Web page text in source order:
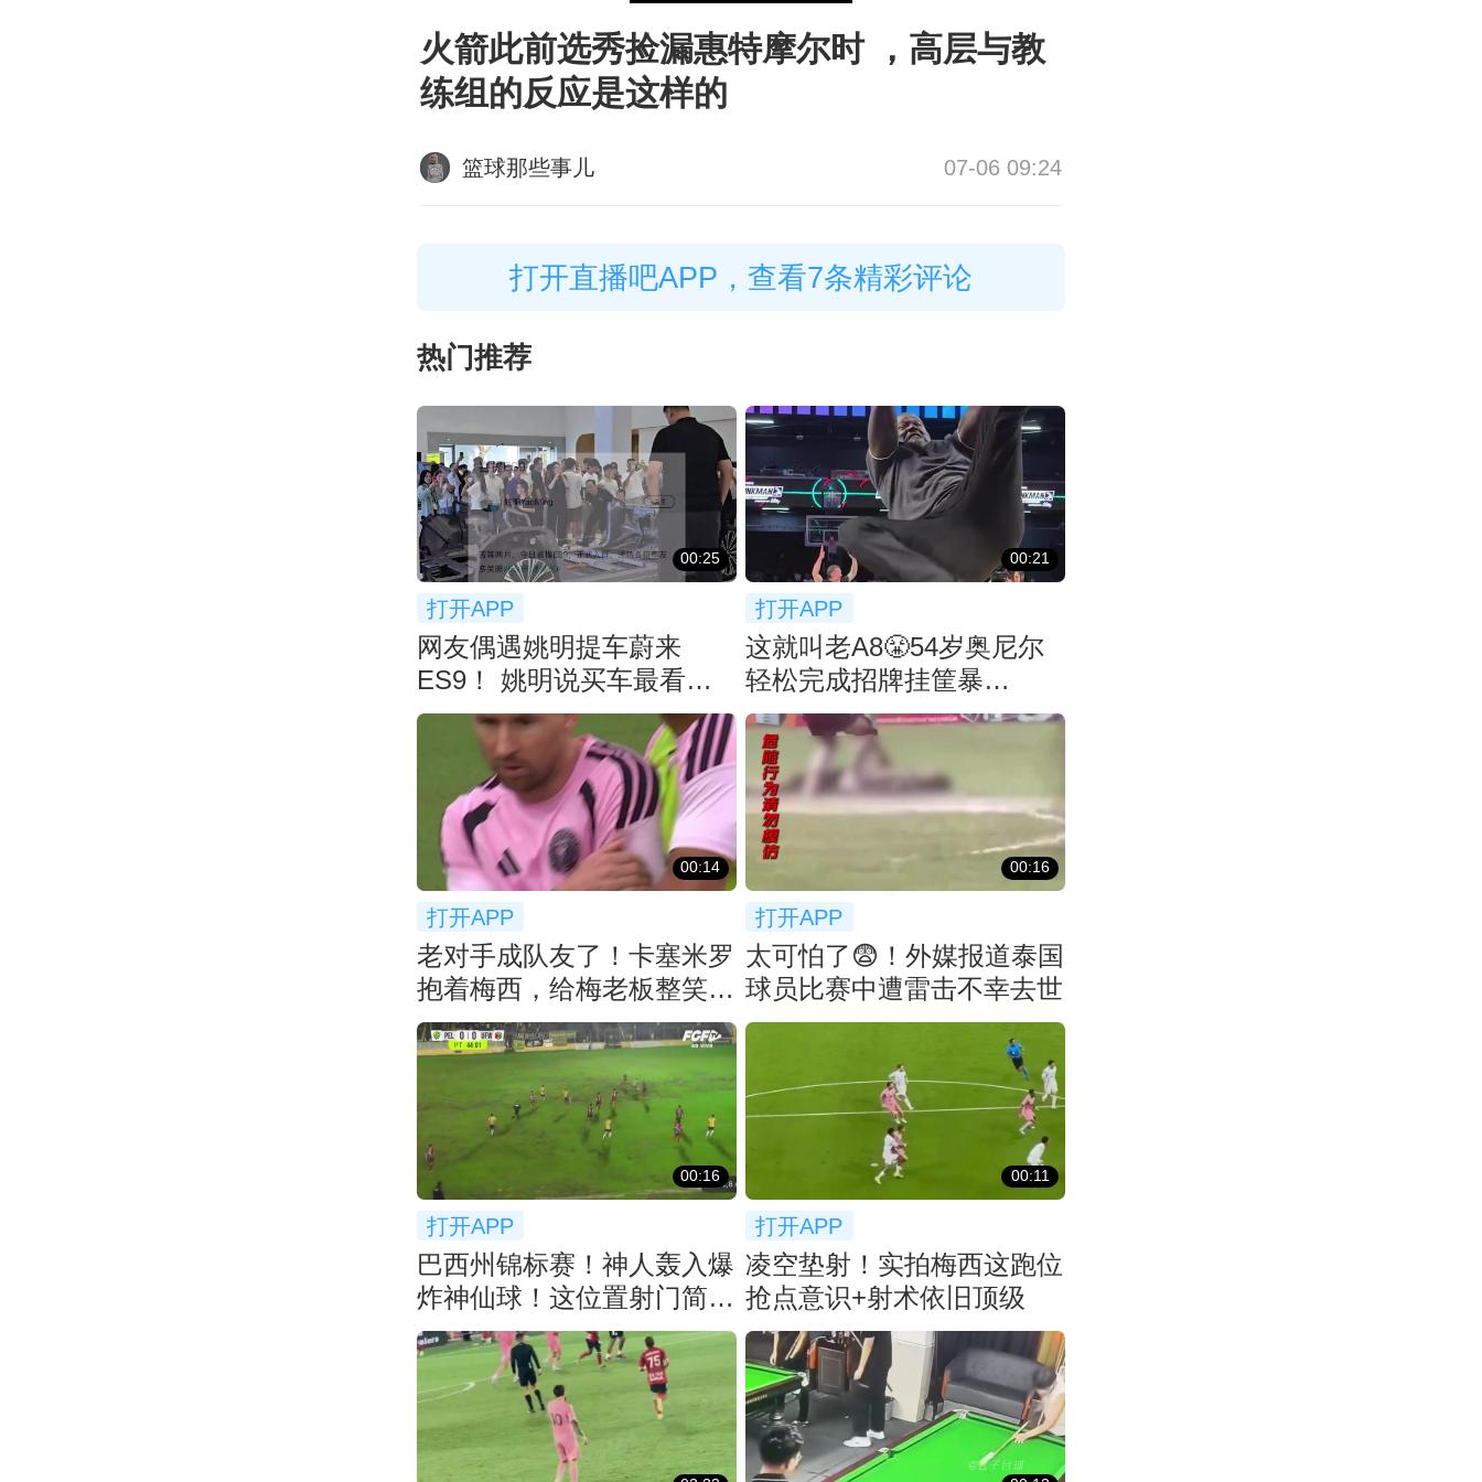
火箭此前选秀捡漏惠特摩尔时 ，高层与教
练组的反应是这样的
篮球那些事儿 07-06 09:24
打开直播吧APP，查看7条精彩评论
热门推荐
00:25
打开APP
网友偶遇姚明提车蔚来
ES9！ 姚明说买车最看重
空间：等了2月
00:21
打开APP
这就叫老A8😤54岁奥尼尔
轻松完成招牌挂筐暴
扣！！！
00:14
打开APP
老对手成队友了！卡塞米罗
抱着梅西，给梅老板整笑了
😂
00:16
打开APP
太可怕了😨！外媒报道泰国
球员比赛中遭雷击不幸去世
00:16
打开APP
巴西州锦标赛！神人轰入爆
炸神仙球！这位置射门简直
不讲道理！
00:11
打开APP
凌空垫射！实拍梅西这跑位
抢点意识+射术依旧顶级